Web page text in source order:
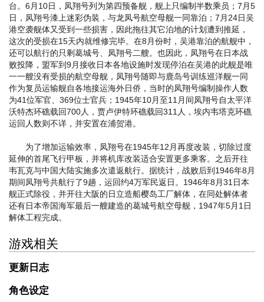
台。6月10日，凤翔号列为第四预备舰，舰上只编制半数乘员；7月5
日，凤翔号漆上迷彩伪装，与龙凤号航空母舰一同靠泊；7月24日吴
港空袭舰体又受到一些损害，因此拖往其它泊地的计划遭到推延，
这次的受损在15天内就维修完毕。在8月份时，吴港靠泊的航舰中，
还可以航行的只剩葛城号、凤翔号二艘。也因此，凤翔号在日本战
败投降，盟军到9月接收日本各地设施时发现停泊在吴港的此舰是唯
一一艘没有受损的航空母舰，凤翔号随即与鹿岛号训练巡洋舰一同
作为复员运输舰自各地接运海外日侨，当时的凤翔号编制操作人数
为41位军官、369位士官兵；1945年10月至11月间凤翔号自太平洋
沃特杰环礁载回700人，贾卢伊特环礁载回311人，埃内韦塔克环礁
运回人数则不详，并安置在浦贺港。
为了增加运输效率，凤翔号在1945年12月再度改装，切除过度
延伸的首尾飞行甲板，并将机库改装适合安置更多乘客。之后开往
韦瓦克与中国大陆实施多次遣返航行。据统计，战败后到1946年8月
期间凤翔号共航行了9趟，运回约4万军民返日。1946年8月31日本
舰正式除役，并开往大阪的日立造船樱岛工厂解体，在同处解体者
还有日本帝国海军最后一艘建造的葛城号航空母舰，1947年5月1日
解体工程完成。
游戏相关
更新日志
角色设定